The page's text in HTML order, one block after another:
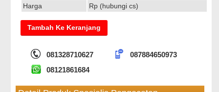
Harga
Rp (hubungi cs)
081328710627
087884650973
08121861684